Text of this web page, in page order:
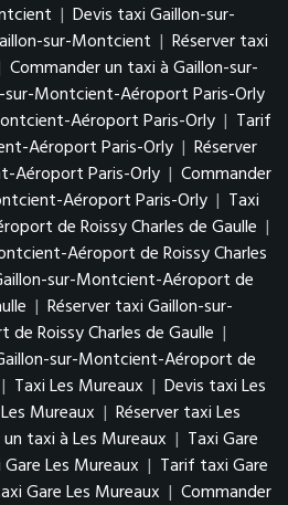
| Devis taxi Gaillon-sur-
sur-Montcient | Réserver taxi
Commander un taxi à Gaillon-sur-
sur-Montcient-Aéroport Paris-Orly
Aéroport Paris-Orly | Tarif
Aéroport Paris-Orly | Réserver
Aéroport Paris-Orly | Commander
Aéroport Paris-Orly | Taxi
de Roissy Charles de Gaulle |
Aéroport de Roissy Charles
sur-Montcient-Aéroport de
| Réserver taxi Gaillon-sur-
Roissy Charles de Gaulle |
sur-Montcient-Aéroport de
| Taxi Les Mureaux | Devis taxi Les
Mureaux | Réserver taxi Les
taxi à Les Mureaux | Taxi Gare
Les Mureaux | Tarif taxi Gare
Gare Les Mureaux | Commander